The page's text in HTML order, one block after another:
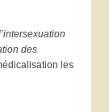
des
les